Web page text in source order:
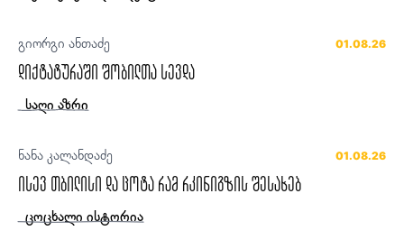
გიორგი ანთაძე 01.08.26
დიქტატურაში შობილთა სევდა
საღი აზრი
ნანა კალანდაძე 01.08.26
ისევ თბილისი და ცოტა რამ რკინიგზის შესახებ
ცოცხალი ისტორია